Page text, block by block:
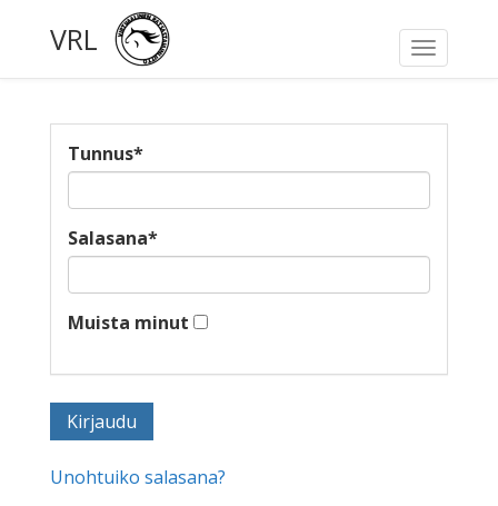
Toggle
VRL
Tunnus*
Salasana*
Muista minut
Unohtuiko salasana?